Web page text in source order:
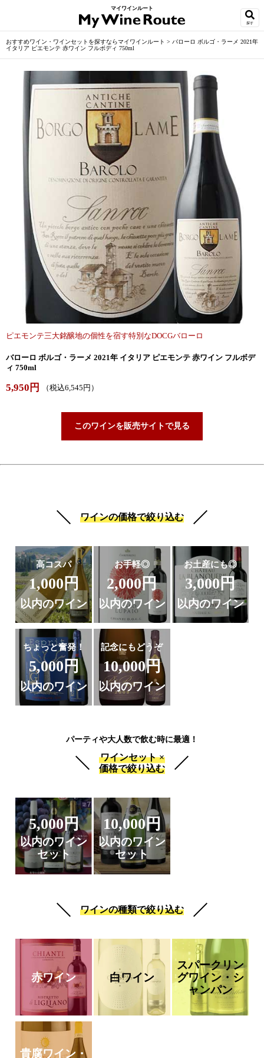
マイワインルート
探す
おすすめワイン・ワインセットを探すならマイワインルート > バローロ ボルゴ・ラーメ 2021年
イタリア ピエモンテ 赤ワイン フルボディ 750ml
ピエモンテ三大銘醸地の個性を宿す特別なDOCGバローロ
バローロ ボルゴ・ラーメ 2021年 イタリア ピエモンテ 赤ワイン フルボデ
ィ 750ml
5,950円 （税込6,545円）
このワインを販売サイトで見る
ワインの価格で絞り込む
高コスパ
1,000円
以内のワイン
お手軽◎
2,000円
以内のワイン
お土産にも◎
3,000円
以内のワイン
ちょっと奮発！
5,000円
以内のワイン
記念にもどうぞ
10,000円
以内のワイン
パーティや大人数で飲む時に最適！
ワインセット ×
価格で絞り込む
5,000円
以内のワイン
セット
10,000円
以内のワイン
セット
ワインの種類で絞り込む
赤ワイン 白ワイン
スパークリン
グワイン・シ
ャンパン
貴腐ワイン・